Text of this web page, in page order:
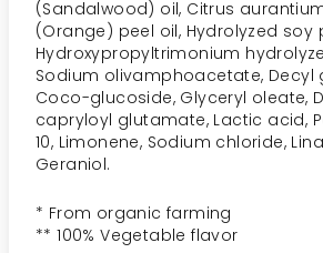
(Sandalwood) oil, Citrus
(Orange) peel oil, Hydrolyzed soy
Hydroxypropyltrimonium
Sodium olivamphoacetate, Decyl
Coco-glucoside, Glyceryl oleate,
capryloyl glutamate, Lactic acid,
10, Limonene, Sodium chloride,
Geraniol.
* From organic farming
** 100% Vegetable flavor